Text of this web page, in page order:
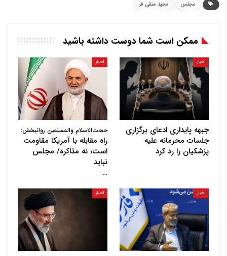
مجلس مجید متقی فر
ممکن است شما دوست داشته باشید
اخبار
جبهه پایداری ادعای برگزاری
جلسات محرمانه علیه
پزشکیان را رد کرد
اخبار
حجت‌الاسلام والمسلمین روانبخش:
راه مقابله با آمریکا مقاومت
است، نه مذاکره/ مجلس
نباید
…
اخبار اخبار